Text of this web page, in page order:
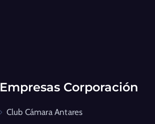
Empresas Corporación
Club Cámara Antares